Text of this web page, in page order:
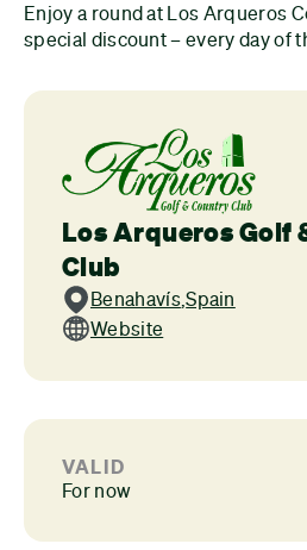
Enjoy a round at Los Arqueros
special discount – every day of
Los Arqueros Golf
Club
Benahavís,Spain
Website
VALID
For now